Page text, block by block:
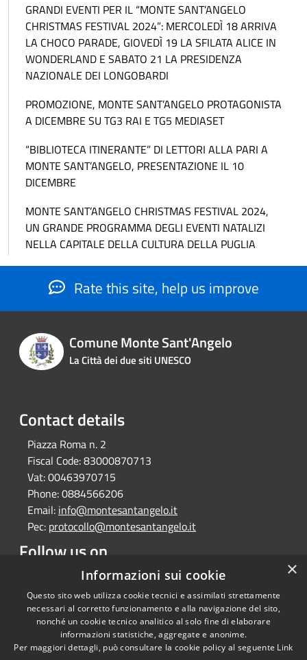
GRANDI EVENTI PER IL “MONTE SANT’ANGELO
CHRISTMAS FESTIVAL 2024”: MERCOLEDÌ 18 ARRIVA
LA CHOCO PARADE, GIOVEDÌ 19 LA SFILATA ALICE IN
WONDERLAND E SABATO 21 LA PRESIDENZA
NAZIONALE DEI LONGOBARDI
PROMOZIONE, MONTE SANT’ANGELO PROTAGONISTA
A DICEMBRE SU TG3 RAI E TG5 MEDIASET
“BIBLIOTECA ITINERANTE” DI LETTORI ALLA PARI A
MONTE SANT’ANGELO, PRESENTAZIONE IL 10
DICEMBRE
MONTE SANT’ANGELO CHRISTMAS FESTIVAL 2024,
UN GRANDE PROGRAMMA DEGLI EVENTI NATALIZI
NELLA CAPITALE DELLA CULTURA DELLA PUGLIA
Rate this site, help us improve
Comune Monte Sant'Angelo
La Città dei due siti UNESCO
Contact details
Piazza Roma n. 2
Fiscal Code:83000870713
Vat:00463970715
Phone:0884566206
Email: info@montesantangelo.it
Pec: protocollo@montesantangelo.it
Follow us on
FacebookYoutubeInstagramTelegramWhatsapp
RSS
Copyright © 2026 • Comune
×
Informazioni sui cookie
Questo sito web utilizza cookie tecnici e assimilati strettamente
necessari al corretto funzionamento e alla navigazione del sito,
nonché un cookie tecnico analitico al solo fine di elaborare
informazioni statistiche, aggregate e anonime.
Per maggiori dettagli, può consultare la cookie policy al seguente Link